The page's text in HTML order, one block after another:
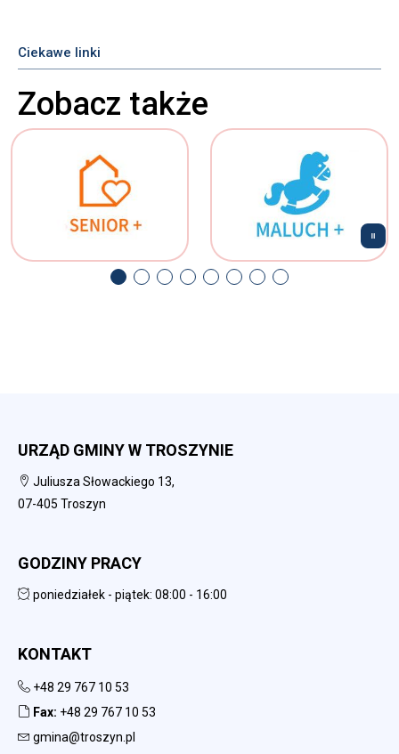
Ciekawe linki
Zobacz także
URZĄD GMINY W TROSZYNIE
Juliusza Słowackiego 13,
07-405 Troszyn
GODZINY PRACY
poniedziałek - piątek: 08:00 - 16:00
KONTAKT
+48 29 767 10 53
Fax: +48 29 767 10 53
gmina@troszyn.pl